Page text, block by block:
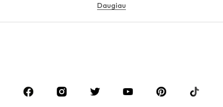
Apatiniai
Sijonai
Palaidinės ir tunikos
Aksesuarai
Premium
Daugiau